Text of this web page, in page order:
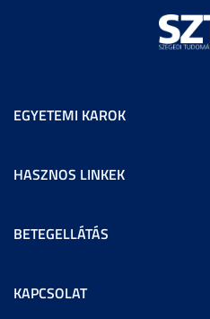
EGYETEMI KAROK
HASZNOS LINKEK
BETEGELLÁTÁS
KAPCSOLAT